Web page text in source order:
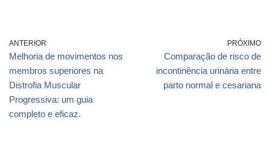
ANTERIOR
Melhoria de movimentos nos
membros superiores na
Distrofia Muscular
Progressiva: um guia
completo e eficaz.
PRÓXIMO
Comparação de risco de
incontinência urinária entre
parto normal e cesariana